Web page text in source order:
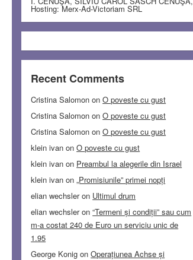
Hosting: Merx-Ad-Victoriam SRL
Recent Comments
Cristina Salomon onO poveste cu gust
Cristina Salomon onO poveste cu gust
Cristina Salomon onO poveste cu gust
klein ivan onO poveste cu gust
klein ivan on Preambul la alegerile din Israel
klein ivan on„Promisiunile” primei nopți
elian wechsleron Ultimul drum
elian wechsleron“Termeni și condiții” sau cum
m-a costat 240 de Euro un serviciu unic de
1.95
George Konig onOperațiunea Achse și